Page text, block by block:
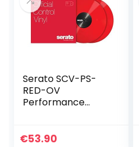
Serato SCV-PS-
RED-OV
Performance
Stuck, rot
€53.90